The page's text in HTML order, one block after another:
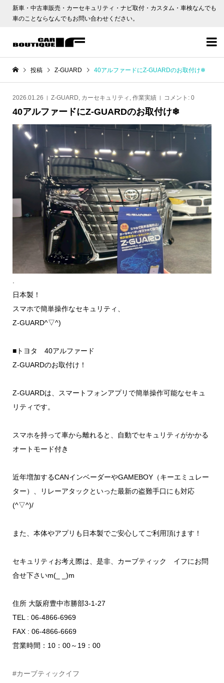
新車・中古車販売・カーセキュリティ・ナビ取付・カスタム・車検なんでも
車のことならなんでもお問い合わせください。

投稿 Z-GUARD 40アルファードにZ-GUARDのお取付け❄
2026.01.26 Z-GUARD, カーセキュリティ , 作業実績 コメント: 0
40アルファードにZ-GUARDのお取付け❄
.
日本製！
スマホで簡単操作なセキュリティ、
Z-GUARD^▽^)
■トヨタ 40アルファード
Z-GUARDのお取付け！
Z-GUARDは、スマートフォンアプリで簡単操作可能なセキュ
リティです。
スマホを持って車から離れると、自動でセキュリティがかかる
オートモード付き
近年増加するCANインベーダーやGAMEBOY（キーエミュレー
ター）、リレーアタックといった最新の盗難手口にも対応
(^▽^)/
また、本体やアプリも日本製でご安心してご利用頂けます！
セキュリティお考え際は、是非、カーブティック イフにお問
合せ下さいm(_ _)m
住所 大阪府豊中市勝部3-1-27
TEL : 06-4866-6969
FAX : 06-4866-6669
営業時間：10：00～19：00
#カーブティックイフ